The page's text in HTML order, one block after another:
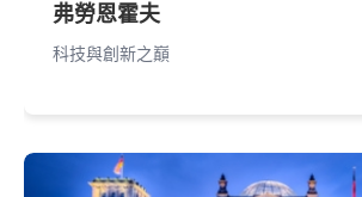
弗勞恩霍夫
科技與創新之巔